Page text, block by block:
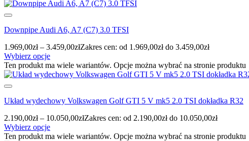
Downpipe Audi A6, A7 (C7) 3.0 TFSI
1.969,00zł – 3.459,00złZakres cen: od 1.969,00zł do 3.459,00zł
Wybierz opcje
Ten produkt ma wiele wariantów. Opcje można wybrać na stronie produktu
Układ wydechowy Volkswagen Golf GTI 5 V mk5 2.0 TSI dokładka R32
2.190,00zł – 10.050,00złZakres cen: od 2.190,00zł do 10.050,00zł
Wybierz opcje
Ten produkt ma wiele wariantów. Opcje można wybrać na stronie produktu